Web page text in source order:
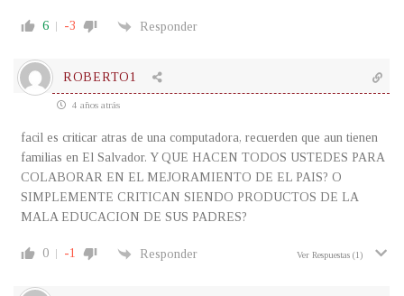
6 -3 Responder
ROBERTO1
4 años atrás
facil es criticar atras de una computadora, recuerden que aun tienen
familias en El Salvador. Y QUE HACEN TODOS USTEDES PARA
COLABORAR EN EL MEJORAMIENTO DE EL PAIS? O
SIMPLEMENTE CRITICAN SIENDO PRODUCTOS DE LA
MALA EDUCACION DE SUS PADRES?
0 -1 Responder Ver Respuestas (1)